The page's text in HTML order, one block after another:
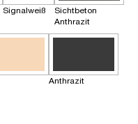
Signalweiß
Sichtbeton
Anthrazit
Anthrazit